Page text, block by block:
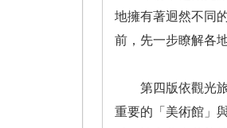
地擁有著迥然不同
前，先一步瞭解各
第四版依觀光旅
重要的「美術館」